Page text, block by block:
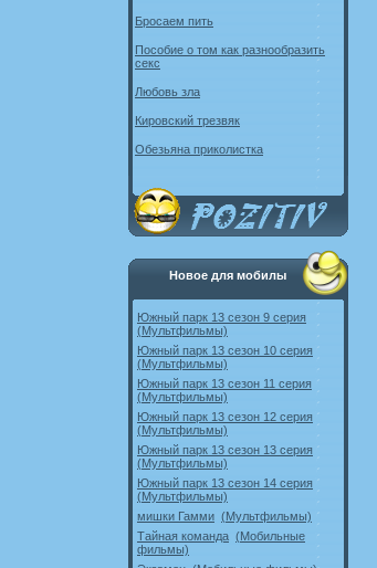
Бросаем пить
Пособие о том как разнообразить
секс
Любовь зла
Кировский трезвяк
Обезьяна приколистка
Новое для мобилы
Южный парк 13 сезон 9 серия
(Мультфильмы)
Южный парк 13 сезон 10 серия
(Мультфильмы)
Южный парк 13 сезон 11 серия
(Мультфильмы)
Южный парк 13 сезон 12 серия
(Мультфильмы)
Южный парк 13 сезон 13 серия
(Мультфильмы)
Южный парк 13 сезон 14 серия
(Мультфильмы)
мишки Гамми (Мультфильмы)
Тайная команда (Мобильные
фильмы)